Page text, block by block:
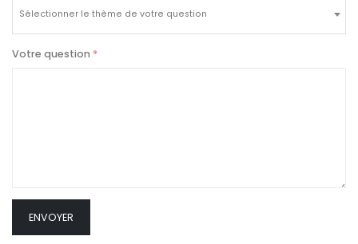
Sélectionner le thème de votre question
Votre question *
ENVOYER